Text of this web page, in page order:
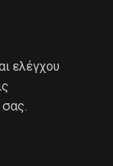
ελέγχου
σας.